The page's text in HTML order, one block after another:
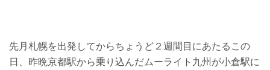
先月札幌を出発してからちょうど２週間目にあたるこの
日、昨晩京都駅から乗り込んだムーライト九州が小倉駅に